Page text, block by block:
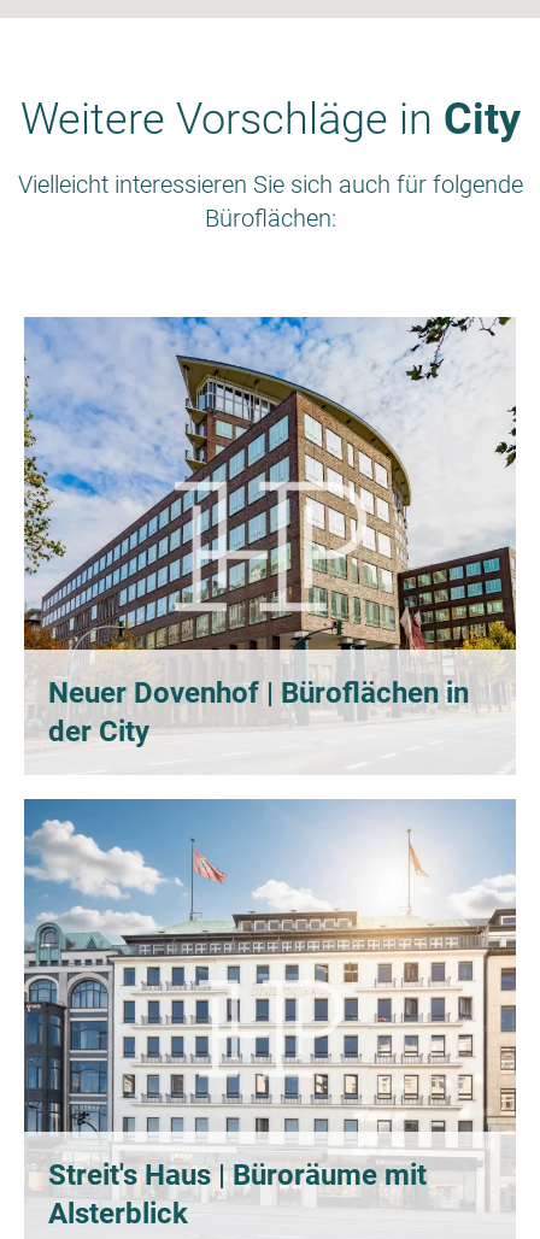
Weitere Vorschläge in City
Vielleicht interessieren Sie sich auch für folgende
Büroflächen:
Neuer Dovenhof | Büroflächen in
der City
Streit's Haus | Büroräume mit
Alsterblick